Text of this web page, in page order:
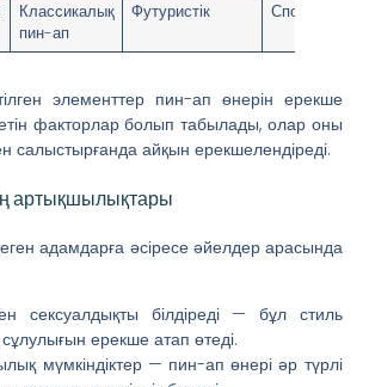
Классикалық
пин-ап
Футуристік Спорттық
элементтер пин-ап өнерін ерекше
факторлар болып табылады, олар оны
салыстырғанда айқын ерекшелендіреді.
артықшылықтары
адамдарға әсіресе әйелдер арасында
сексуалдықты білдіреді — бұл стиль
ерекше атап өтеді.
мүмкіндіктер — пин-ап өнері әр түрлі